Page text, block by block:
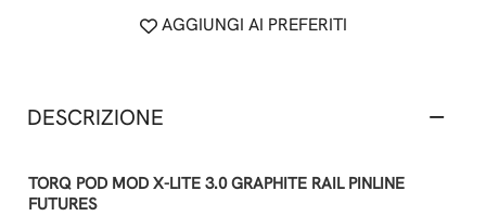
AGGIUNGI AI PREFERITI
DESCRIZIONE
TORQ POD MOD X-LITE 3.0 GRAPHITE RAIL PINLINE
FUTURES